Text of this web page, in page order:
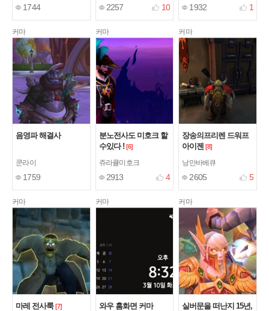
1744 2257 10 1932 1
커마
음영파 해결사
쿤라이
1759
커마
분노전사도 미호크 할
수있다 ! [6]
쥬라큘미호크
2913 4
커마
장송의프리렌 드워프
아이젠 [8]
낭만바베큐
2605 5
커마
마레 전사룩 [7]
커마
와우 홈화면 커마
커마
실버문을 떠난지 15년,